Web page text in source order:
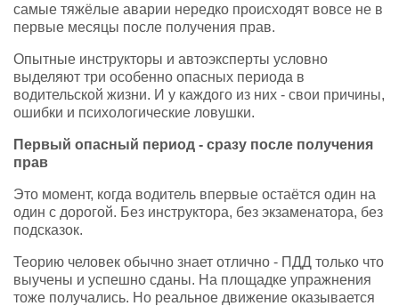
самые тяжёлые аварии нередко происходят вовсе не в
первые месяцы после получения прав.
Опытные инструкторы и автоэксперты условно
выделяют три особенно опасных периода в
водительской жизни. И у каждого из них - свои причины,
ошибки и психологические ловушки.
Первый опасный период - сразу после получения
прав
Это момент, когда водитель впервые остаётся один на
один с дорогой. Без инструктора, без экзаменатора, без
подсказок.
Теорию человек обычно знает отлично - ПДД только что
выучены и успешно сданы. На площадке упражнения
тоже получались. Но реальное движение оказывается